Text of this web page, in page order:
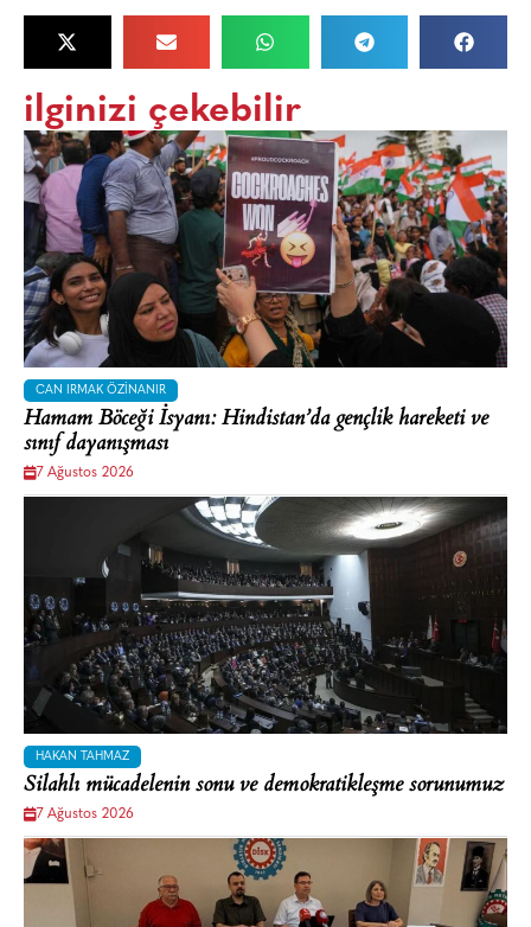
ilginizi çekebilir
CAN IRMAK ÖZINANIR
Hamam Böceği İsyanı: Hindistan’da gençlik hareketi ve
sınıf dayanışması
7 Ağustos 2026
HAKAN TAHMAZ
Silahlı mücadelenin sonu ve demokratikleşme sorunumuz
7 Ağustos 2026